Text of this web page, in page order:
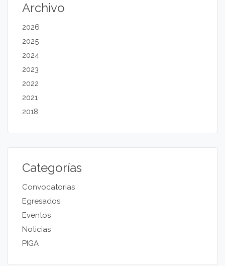
Archivo
2026
2025
2024
2023
2022
2021
2018
Categorías
Convocatorias
Egresados
Eventos
Noticias
PIGA